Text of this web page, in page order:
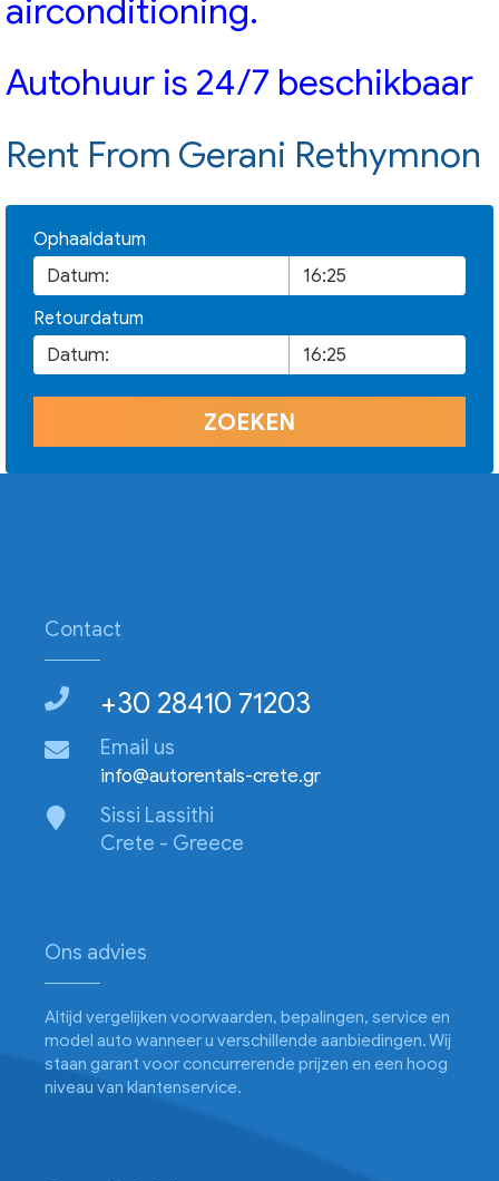
airconditioning.
Autohuur is 24/7 beschikbaar
Rent From Gerani Rethymnon
Ophaaldatum
Retourdatum
Contact
+30 28410 71203
Email us
info@autorentals-crete.gr
Sissi Lassithi
Crete - Greece
Ons advies
Altijd vergelijken voorwaarden, bepalingen, service en
model auto wanneer u verschillende aanbiedingen. Wij
staan garant voor concurrerende prijzen en een hoog
niveau van klantenservice.